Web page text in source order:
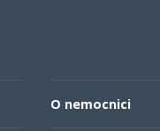
O nemocnici